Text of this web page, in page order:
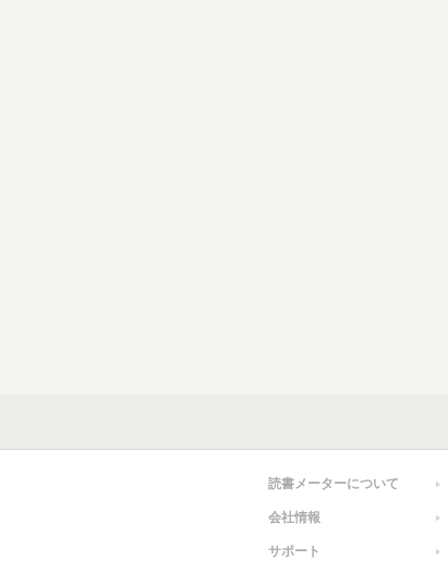
読書メーターについて
会社情報
サポート